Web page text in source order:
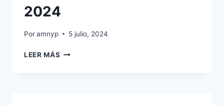
2024
Poramnyp 5 julio, 2024
LEER MÁS BOLETÍN